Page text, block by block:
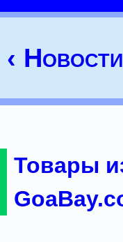
‹
Товары